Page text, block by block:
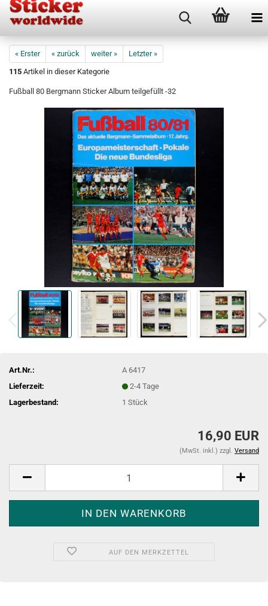
« Erster « zurück weiter »
Letzter »
115 Artikel in dieser Kategorie
Fußball 80 Bergmann Sticker Album teilgefüllt -32
Art.Nr.:
A 6417
Lieferzeit:
2-4 Tage
Lagerbestand:
1Stück
16,90 EUR
(MwSt. inkl.) zzgl. Versand
AUF DEN MERKZETTEL